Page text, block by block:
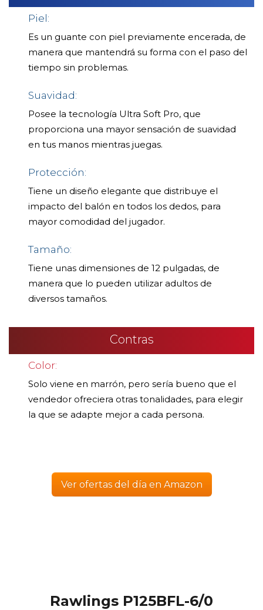
Piel:
Es un guante con piel previamente encerada, de
manera que mantendrá su forma con el paso del
tiempo sin problemas.
Suavidad:
Posee la tecnología Ultra Soft Pro, que
proporciona una mayor sensación de suavidad
en tus manos mientras juegas.
Protección:
Tiene un diseño elegante que distribuye el
impacto del balón en todos los dedos, para
mayor comodidad del jugador.
Tamaño:
Tiene unas dimensiones de 12 pulgadas, de
manera que lo pueden utilizar adultos de
diversos tamaños.
Contras
Color:
Solo viene en marrón, pero sería bueno que el
vendedor ofreciera otras tonalidades, para elegir
la que se adapte mejor a cada persona.
Ver ofertas del día en Amazon
Rawlings P125BFL-6/0